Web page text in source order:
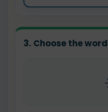
3. Choose the